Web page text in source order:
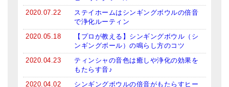
亡命チベット人尼僧のお守り・チャーム
チベット・マントラ・ヒーリングCD
ギフトラッピング
シンギングボウル講座
2020.07.22
ステイホームはシンギングボウルの倍音
で浄化ルーティン
2020.05.18
【プロが教える】シンギングボウル（シ
ンギングボール）の鳴らし方のコツ
2020.04.23
ティンシャの音色は癒しや浄化の効果を
もたらす音♪
2020.04.02
シンギングボウルの倍音がもたらすヒー